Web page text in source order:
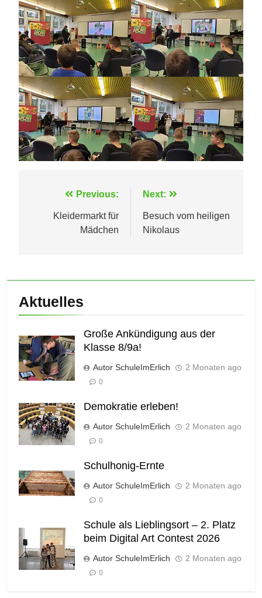
Beitragsnavigation
Previous:
Kleidermarkt für
Mädchen
Next:
Besuch vom heiligen
Nikolaus
Aktuelles
Große Ankündigung aus der
Klasse 8/9a!
Autor SchuleImErlich 2 Monaten ago
0
Demokratie erleben!
Autor SchuleImErlich 2 Monaten ago
0
Schulhonig-Ernte
Autor SchuleImErlich 2 Monaten ago
0
Schule als Lieblingsort – 2. Platz
beim Digital Art Contest 2026
Autor SchuleImErlich 2 Monaten ago
0